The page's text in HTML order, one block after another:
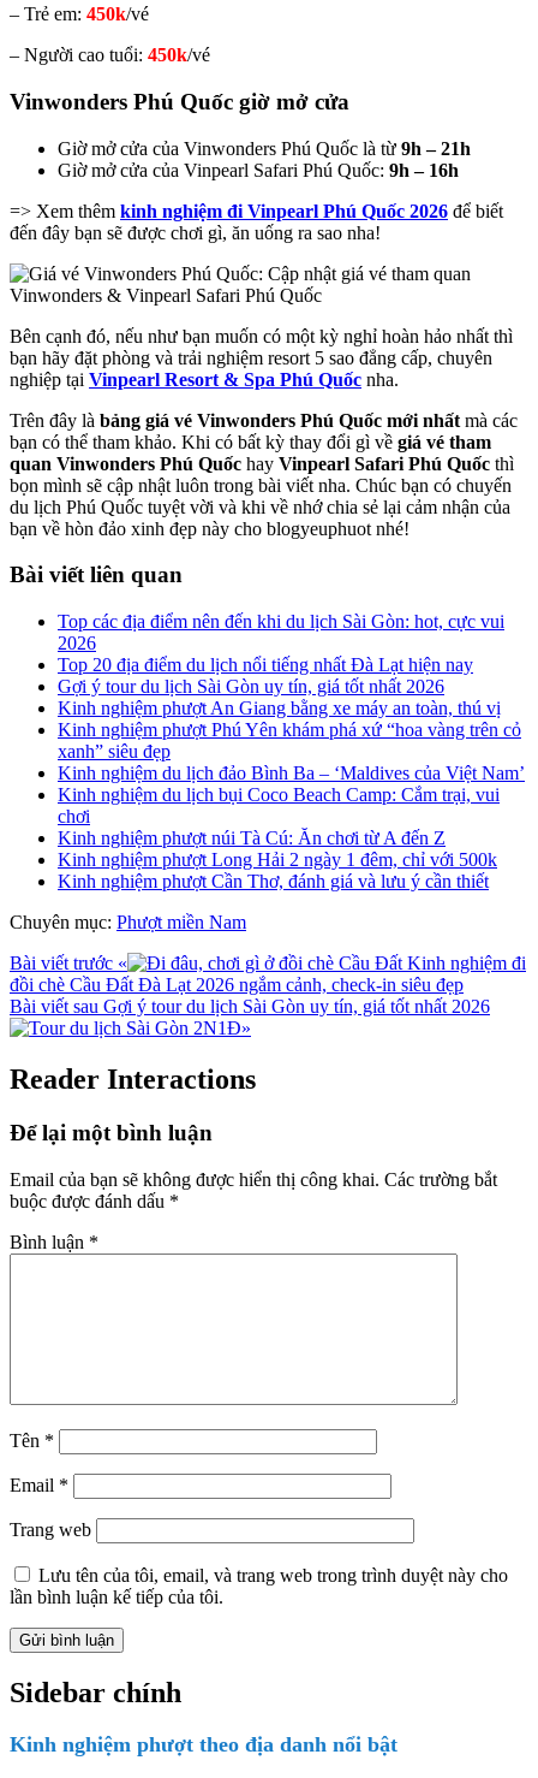
– Trẻ em: 450k/vé
– Người cao tuổi: 450k/vé
Vinwonders Phú Quốc giờ mở cửa
Giờ mở cửa của Vinwonders Phú Quốc là từ 9h – 21h
Giờ mở cửa của Vinpearl Safari Phú Quốc: 9h – 16h
=> Xem thêm kinh nghiệm đi Vinpearl Phú Quốc 2026 để biết
đến đây bạn sẽ được chơi gì, ăn uống ra sao nha!
Bên cạnh đó, nếu như bạn muốn có một kỳ nghỉ hoàn hảo nhất thì
bạn hãy đặt phòng và trải nghiệm resort 5 sao đẳng cấp, chuyên
nghiệp tại Vinpearl Resort & Spa Phú Quốc nha.
Trên đây là bảng giá vé Vinwonders Phú Quốc mới nhất mà các
bạn có thể tham khảo. Khi có bất kỳ thay đổi gì về giá vé tham
quan Vinwonders Phú Quốc hay Vinpearl Safari Phú Quốc thì
bọn mình sẽ cập nhật luôn trong bài viết nha. Chúc bạn có chuyến
du lịch Phú Quốc tuyệt vời và khi về nhớ chia sẻ lại cảm nhận của
bạn về hòn đảo xinh đẹp này cho blogyeuphuot nhé!
Bài viết liên quan
Top các địa điểm nên đến khi du lịch Sài Gòn: hot, cực vui
2026
Top 20 địa điểm du lịch nổi tiếng nhất Đà Lạt hiện nay
Gợi ý tour du lịch Sài Gòn uy tín, giá tốt nhất 2026
Kinh nghiệm phượt An Giang bằng xe máy an toàn, thú vị
Kinh nghiệm phượt Phú Yên khám phá xứ “hoa vàng trên cỏ
xanh” siêu đẹp
Kinh nghiệm du lịch đảo Bình Ba – ‘Maldives của Việt Nam’
Kinh nghiệm du lịch bụi Coco Beach Camp: Cắm trại, vui
chơi
Kinh nghiệm phượt núi Tà Cú: Ăn chơi từ A đến Z
Kinh nghiệm phượt Long Hải 2 ngày 1 đêm, chỉ với 500k
Kinh nghiệm phượt Cần Thơ, đánh giá và lưu ý cần thiết
Chuyên mục: Phượt miền Nam
Bài viết trước «
Kinh nghiệm đi
đồi chè Cầu Đất Đà Lạt 2026 ngắm cảnh, check-in siêu đẹp
Bài viết sau Gợi ý tour du lịch Sài Gòn uy tín, giá tốt nhất 2026
»
Reader Interactions
Để lại một bình luận
Email của bạn sẽ không được hiển thị công khai. Các trường bắt
buộc được đánh dấu *
Bình luận *
Tên *
Email *
Trang web
Lưu tên của tôi, email, và trang web trong trình duyệt này cho
lần bình luận kế tiếp của tôi.
Sidebar chính
Kinh nghiệm phượt theo địa danh nổi bật